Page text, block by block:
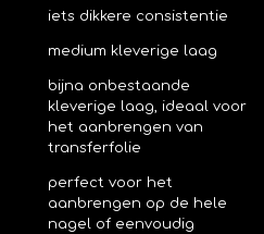
iets dikkere consistentie
medium kleverige laag
bijna onbestaande
kleverige laag, ideaal voor
het aanbrengen van
transferfolie
perfect voor het
aanbrengen op de hele
nagel of eenvoudig